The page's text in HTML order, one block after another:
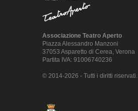
Associazione Teatro Aperto
Piazza Alessandro Manzoni
37053 Asparetto di Cerea, Verona
Partita IVA: 91006740236
© 2014-2026 - Tutti i diritti riservati.